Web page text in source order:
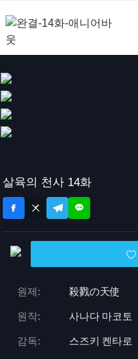
살육의 천사 14화
원제: 殺戮の天使
원작: 사나다 마코토
감독: 스즈키 켄타로